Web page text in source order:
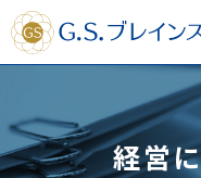
経営